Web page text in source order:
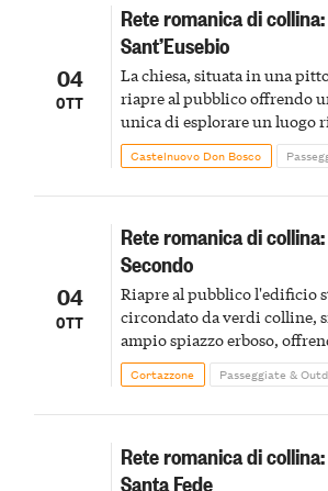
04
OTT
Rete romanica di
Sant’Eusebio
La chiesa, situata in una
riapre al pubblico offrendo
unica di esplorare un luogo
Castelnuovo Don Bosco
04
OTT
Rete romanica di
Secondo
Riapre al pubblico l'edificio
circondato da verdi colline,
ampio spiazzo erboso,
panoramica sulla zona
Cortazzone Passeggiate &
Rete romanica di
Santa Fede